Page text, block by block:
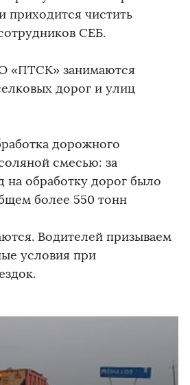
приходится чистить
СЕБ.
«ПТСК» занимаются
дорог и улиц
дорожного
смесью: за
на обработку дорог было
более 550 тонн
Водителей призываем
условия при